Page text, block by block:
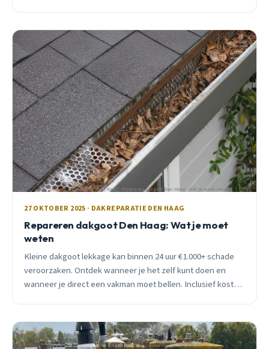
27 OKTOBER 2025 · DAKREPARATIE DEN HAAG
Repareren dakgoot Den Haag: Wat je moet
weten
Kleine dakgoot lekkage kan binnen 24 uur €1.000+ schade
veroorzaken. Ontdek wanneer je het zelf kunt doen en
wanneer je direct een vakman moet bellen. Inclusief kosten